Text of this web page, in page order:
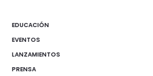
EDUCACIÓN
EVENTOS
LANZAMIENTOS
PRENSA